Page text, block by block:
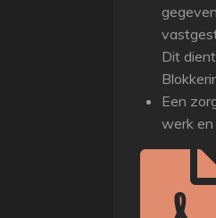
Dit
Een
werk en